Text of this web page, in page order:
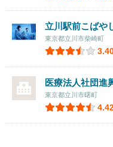
立川駅前こばや
東京都立川市柴崎町
医療法人社団進
東京都立川市曙町